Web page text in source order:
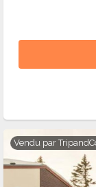
Vendu par